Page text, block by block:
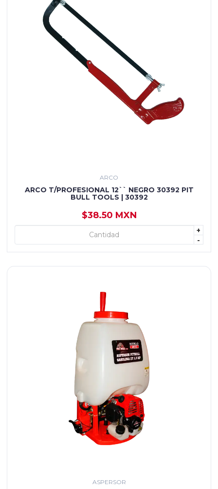
ARCO
ARCO T/PROFESIONAL 12`` NEGRO 30392 PIT
BULL TOOLS | 30392
$38.50 MXN
+
-
+ AGREGAR
ASPERSOR